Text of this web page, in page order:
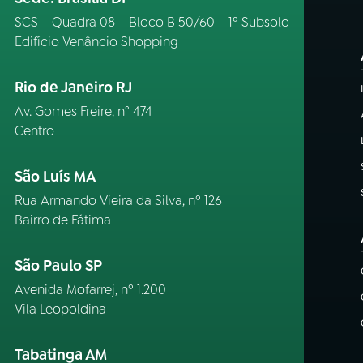
SCS – Quadra 08 – Bloco B 50/60 – 1º Subsolo
Edifício Venâncio Shopping
Rio de Janeiro RJ
Av. Gomes Freire, n° 474
Centro
São Luís MA
Rua Armando Vieira da Silva, nº 126
Bairro de Fátima
São Paulo SP
Avenida Mofarrej, nº 1.200
Vila Leopoldina
Tabatinga AM